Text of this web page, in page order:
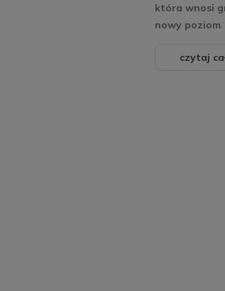
która wnosi
nowy poziom.
czytaj